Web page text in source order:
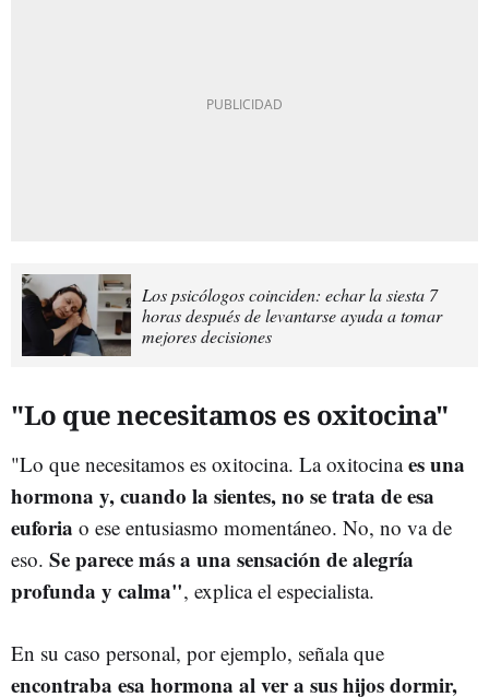
Los psicólogos coinciden: echar la siesta 7
horas después de levantarse ayuda a tomar
mejores decisiones
"Lo que necesitamos es oxitocina"
"Lo que necesitamos es oxitocina. La oxitocinaes una
hormona y, cuando la sientes, no se trata de esa
euforia o ese entusiasmo momentáneo. No, no va de
eso. Se parece más a una sensación de alegría
profunda y calma", explica el especialista.
En su caso personal, por ejemplo, señala que
encontraba esa hormona al ver a sus hijos dormir,